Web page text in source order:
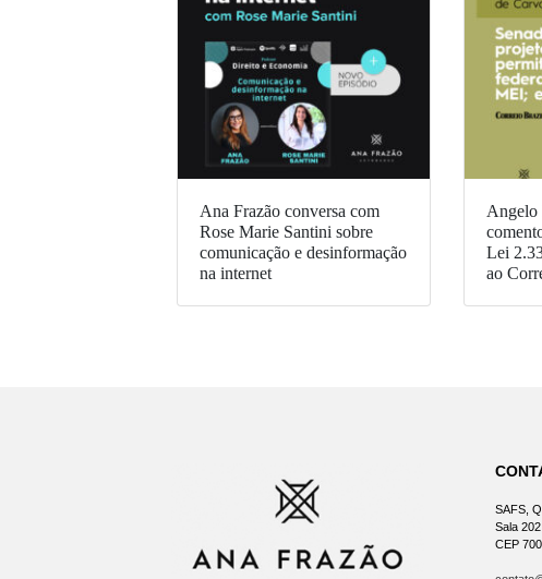
Ana Frazão conversa com
Rose Marie Santini sobre
comunicação e desinformação
na internet
Angelo
Lei
ao
SAFS,
Sala
CEP